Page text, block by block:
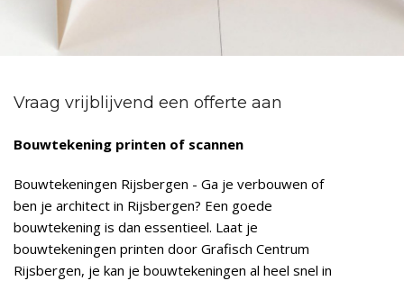
Vraag vrijblijvend een offerte aan
Bouwtekening printen of scannen
Bouwtekeningen Rijsbergen - Ga je verbouwen of
ben je architect in Rijsbergen? Een goede
bouwtekening is dan essentieel. Laat je
bouwtekeningen printen door Grafisch Centrum
Rijsbergen, je kan je bouwtekeningen al heel snel in